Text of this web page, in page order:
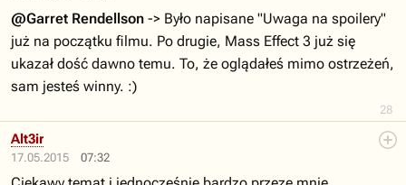
28
@Garret Rendellson -> Było napisane "Uwaga na spoilery"
już na początku filmu. Po drugie, Mass Effect 3 już się
ukazał dość dawno temu. To, że oglądałeś mimo ostrzeżeń,
sam jesteś winny. :)
17.05.2015 07:32
Alt3ir